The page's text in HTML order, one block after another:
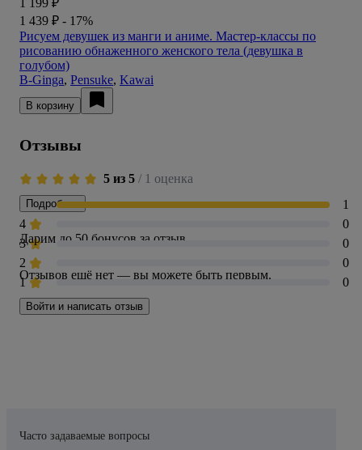
1 199 ₽
1 439 ₽ - 17%
Рисуем девушек из манги и аниме. Мастер-классы по
рисованию обнаженного женского тела (девушка в
голубом)
В-Ginga, Pensuke, Kawai
В корзину
Отзывы
5 из 5 / 1 оценка
1
4
0
3
0
2
0
1
0
Подробнее
Дарим до 50 бонусов за отзыв
Отзывов ещё нет — вы можете быть первым.
Войти и написать отзыв
Часто задаваемые вопросы